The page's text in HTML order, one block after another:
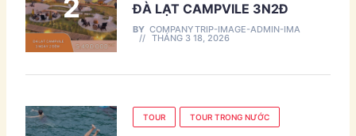
ĐÀ LẠT CAMPVILE 3N2Đ
BY COMPANYTRIP-IMAGE-ADMIN-IMA
THÁNG 3 18, 2026
TOUR TOUR TRONG NƯỚC